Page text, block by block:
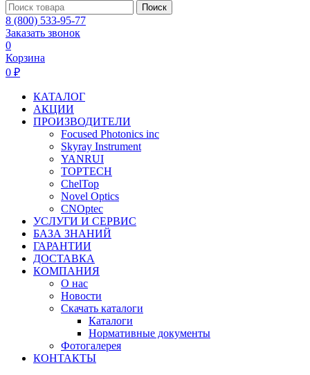
Поиск
8 (800) 533-95-77
Заказать звонок
0
Корзина
0 ₽
КАТАЛОГ
АКЦИИ
ПРОИЗВОДИТЕЛИ
Focused Photonics inc
Skyray Instrument
YANRUI
TOPTECH
ChelTop
Novel Optics
CNOptec
УСЛУГИ И СЕРВИС
БАЗА ЗНАНИЙ
ГАРАНТИИ
ДОСТАВКА
КОМПАНИЯ
О нас
Новости
Скачать каталоги
Каталоги
Нормативные документы
Фотогалерея
КОНТАКТЫ